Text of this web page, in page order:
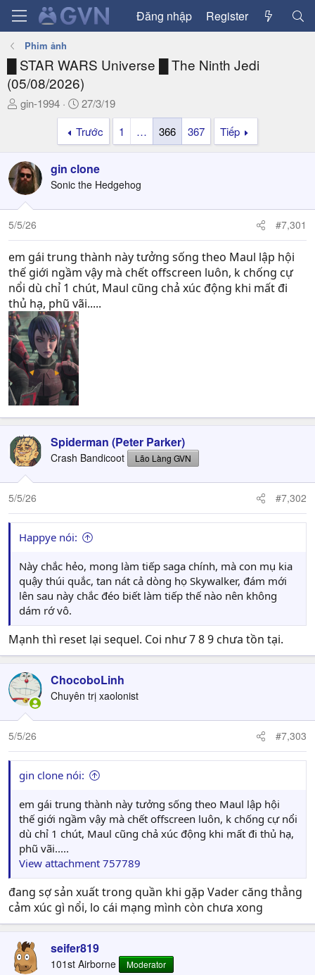
Đăng nhập Register
Phim ảnh
█ STAR WARS Universe █ The Ninth Jedi
(05/08/2026)
T
a
d
s
t
a
e
r
gin-1994
N
g
à
y
ử
i
27/3/19
Trước
1 … 366 367 Tiếp
gin clone
Sonic the Hedgehog
5/5/26 #7,301
em gái trung thành này tưởng sống theo Maul lập hội
thế giới ngầm vậy mà chết offscreen luôn, k chống cự
nổi dù chỉ 1 chút, Maul cũng chả xúc động khi mất đi
thủ hạ, phũ vãi.....
Spiderman (Peter Parker)
Crash Bandicoot Lão Làng GVN
5/5/26 #7,302
Happye nói:
Này chắc hẻo, mong làm tiếp saga chính, mà con mụ kia
quậy thúi quắc, tan nát cả dòng họ Skywalker, đám mới
lên sau này chắc đéo biết làm tiếp thế nào nên không
dám rớ vô.
Mạnh thì reset lại sequel. Coi như 7 8 9 chưa tồn tại.
ChocoboLinh
Chuyên trị xaolonist
5/5/26 #7,303
gin clone nói:
em gái trung thành này tưởng sống theo Maul lập hội
thế giới ngầm vậy mà chết offscreen luôn, k chống cự nổi
dù chỉ 1 chút, Maul cũng chả xúc động khi mất đi thủ hạ,
phũ vãi.....
View attachment 757789
đang sợ sản xuất trong quần khi gặp Vader căng thẳng
cảm xúc gì nổi, lo cái mạng mình còn chưa xong
seifer819
101st Airborne Moderator